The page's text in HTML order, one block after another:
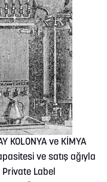
KOLONYA ve KİMYA
ve satış ağıyla
Label